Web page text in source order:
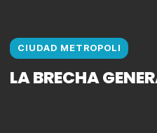
CIUDAD METROPOLI
LA BRECHA